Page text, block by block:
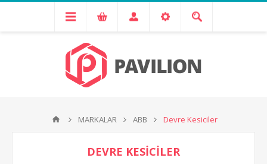
MARKALAR ABB Devre Kesiciler
DEVRE KESICILER